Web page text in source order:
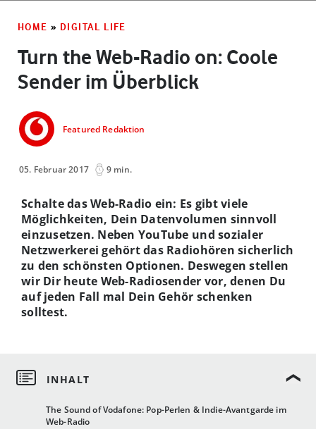
HOME » DIGITAL LIFE
Turn the Web-Radio on: Coole
Sender im Überblick
Featured Redaktion
05. Februar 2017 9 min.
The Sound of Vodafone: Pop-Perlen & Indie-Avantgarde im
Web-Radio
Schalte das Web-Radio ein: Es gibt viele
Möglichkeiten, Dein Datenvolumen sinnvoll
einzusetzen. Neben YouTube und sozialer
Netzwerkerei gehört das Radiohören sicherlich
zu den schönsten Optionen. Deswegen stellen
wir Dir heute Web-Radiosender vor, denen Du
auf jeden Fall mal Dein Gehör schenken
solltest.